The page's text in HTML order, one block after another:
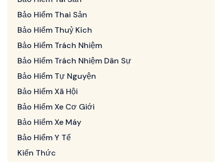
Bảo Hiểm Thai Sản
Bảo Hiểm Thuỷ Kích
Bảo Hiểm Trách Nhiệm
Bảo Hiểm Trách Nhiệm Dân Sự
Bảo Hiểm Tự Nguyện
Bảo Hiểm Xã Hội
Bảo Hiểm Xe Cơ Giới
Bảo Hiểm Xe Máy
Bảo Hiểm Y Tế
Kiến Thức